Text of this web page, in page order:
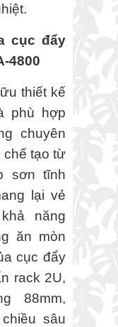
cục đẩy
4800
thiết kế
phù hợp
chuyên
chế tạo từ
sơn tĩnh
lại vẻ
năng
ăn mòn
cục đẩy
rack 2U,
88mm,
sâu